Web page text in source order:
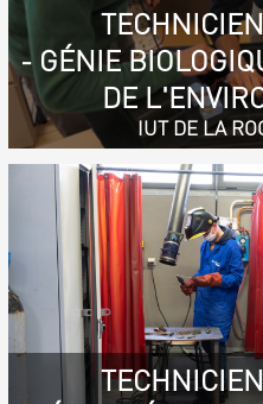
- GÉNIE
DE
IUT DE LA